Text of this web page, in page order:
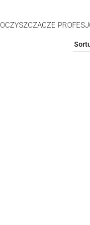
OCZYSZCZACZE